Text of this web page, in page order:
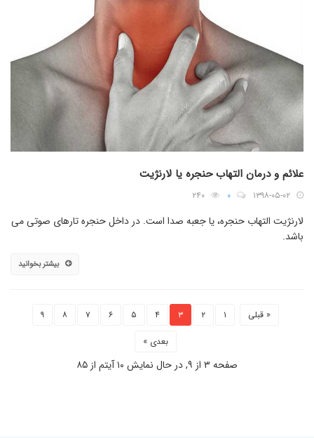
علائم و درمان التهاب حنجره یا لارنژیت
۱۳۹۸-۰۵-۰۲ ۰ ۲۴۰
لارنژیت التهاب حنجره، یا جعبه صدا است. در داخل حنجره تارهای صوتی می
باشد.
بیشتر بخوانید
« قبلی ۱ ۲ ۳ ۴ ۵ ۶ ۷ ۸
۹
بعدی »
صفحه ۳ از ۹, در حال نمایش ۱۰ آیتم از ۸۵